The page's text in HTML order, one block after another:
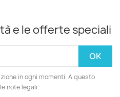
e le offerte speciali
in ogni momenti. A questo
note legali.